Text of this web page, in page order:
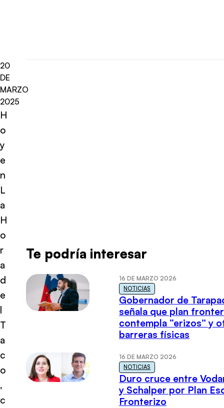
20
DE
MARZO
2025
H
o
y
e
n
L
a
H
o
r
a
d
e
l
T
a
c
o
,
c
Te podría interesar
16 DE MARZO 2026
NOTICIAS
Gobernador de
señala que plan
contempla “erizos” y
barreras físicas
16 DE MARZO 2026
NOTICIAS
Duro cruce entre
y Schalper por Plan
Fronterizo